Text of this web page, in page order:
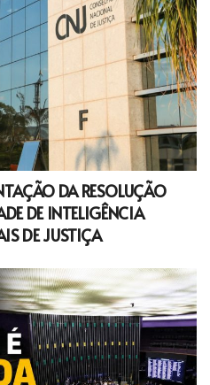
DA RESOLUÇÃO
DE INTELIGÊNCIA
DE JUSTIÇA